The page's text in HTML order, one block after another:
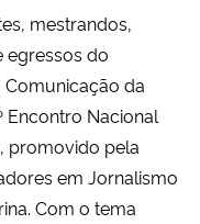
mestrandos,
do
da
Encontro Nacional
promovido pela
em Jornalismo
Com o tema